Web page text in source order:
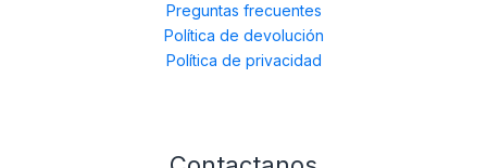
Preguntas frecuentes
Política de devolución
Política de privacidad